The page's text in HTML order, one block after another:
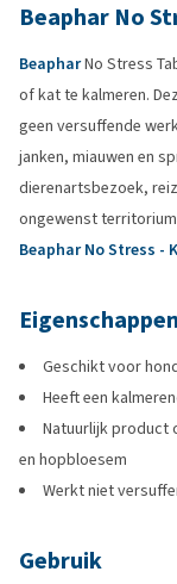
Beaphar No
BeapharNo Stress
of kat te kalmeren.
geen versuffende
janken, miauwen en
dierenartsbezoek,
ongewenst
Beaphar No Stress -
Eigenschappen
Geschikt voor
Heeft een
Natuurlijk product
en hopbloesem
Werkt niet
Gebruik